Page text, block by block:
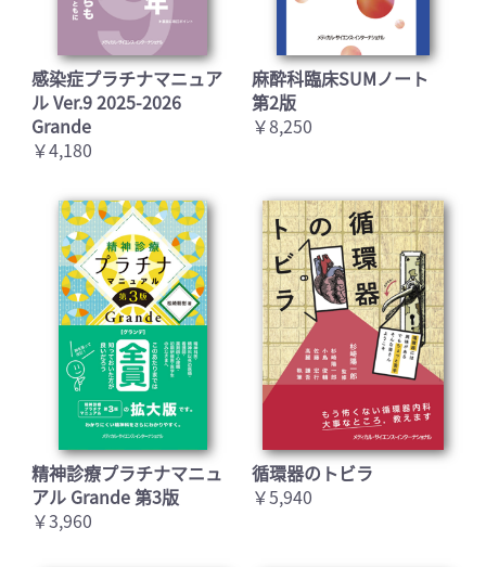
感染症プラチナマニュア
ル Ver.9 2025-2026
Grande
￥4,180
麻酔科臨床SUMノート
第2版
￥8,250
精神診療プラチナマニュ
アル Grande 第3版
￥3,960
循環器のトビラ
￥5,940